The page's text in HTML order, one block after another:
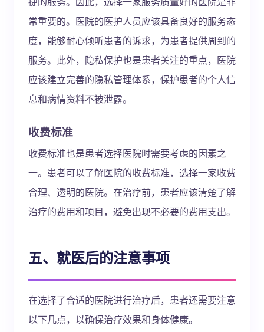
常重要的。医院的医护人员应该具备良好的服务态
度，能够耐心倾听患者的诉求，为患者提供周到的
服务。此外，隐私保护也是患者关注的重点，医院
应该建立完善的隐私管理体系，保护患者的个人信
息和病情资料不被泄露。
收费标准
收费标准也是患者选择医院时需要考虑的因素之
一。患者可以了解医院的收费标准，选择一家收费
合理、透明的医院。在治疗前，患者应该清楚了解
治疗的费用和项目，避免出现不必要的费用支出。
五、就医后的注意事项
在选择了合适的医院进行治疗后，患者还需要注意
以下几点，以确保治疗效果和身体健康。